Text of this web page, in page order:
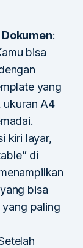
:
bisa
yang
ukuran A4
kiri layar,
di
bisa
yang paling